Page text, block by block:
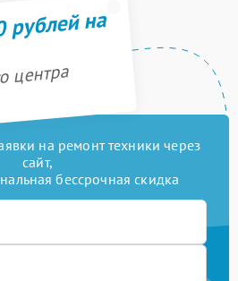
на
центра
на ремонт техники через
сайт,
бессрочная скидка